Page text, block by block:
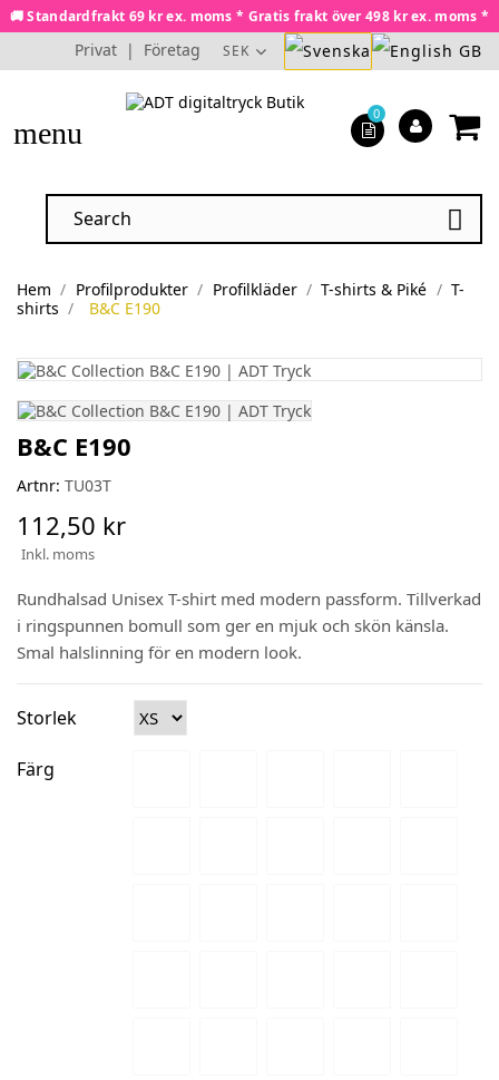
🚚 Standardfrakt 69 kr ex. moms * Gratis frakt över 498 kr ex. moms *
Privat | Företag SEK
menu

0
Hem Profilprodukter Profilkläder T-shirts & Piké
T-
shirts
B&C E190
B&C E190
Artnr: TU03T
112,50 kr
Inkl. moms
Rundhalsad Unisex T-shirt med modern passform. Tillverkad
i ringspunnen bomull som ger en mjuk och skön känsla.
Smal halslinning för en modern look.
Storlek
Färg